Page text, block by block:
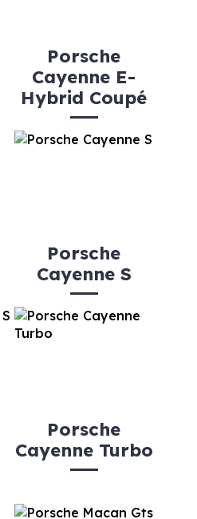
Porsche
Cayenne E-
Hybrid Coupé
Porsche
Cayenne S
Porsche
Cayenne Turbo